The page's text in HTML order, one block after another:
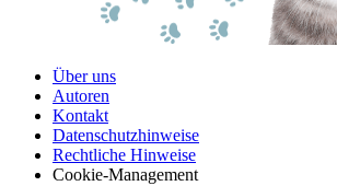
Über uns
Autoren
Kontakt
Datenschutzhinweise
Rechtliche Hinweise
Cookie-Management